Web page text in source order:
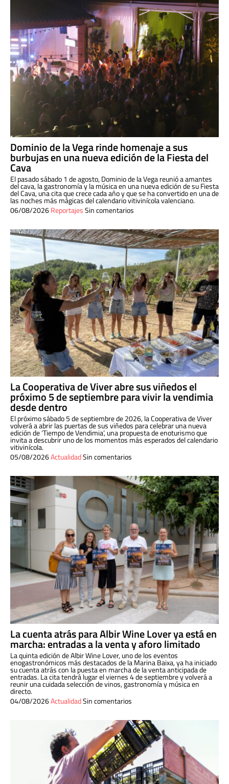
Dominio de la Vega rinde homenaje a sus
burbujas en una nueva edición de la Fiesta del
Cava
El pasado sábado 1 de agosto, Dominio de la Vega reunió a amantes
del cava, la gastronomía y la música en una nueva edición de su Fiesta
del Cava, una cita que crece cada año y que se ha convertido en una de
las noches más mágicas del calendario vitivinícola valenciano.
06/08/2026ReportajesSin comentarios
La Cooperativa de Viver abre sus viñedos el
próximo 5 de septiembre para vivir la vendimia
desde dentro
El próximo sábado 5 de septiembre de 2026, la Cooperativa de Viver
volverá a abrir las puertas de sus viñedos para celebrar una nueva
edición de ‘Tiempo de Vendimia’, una propuesta de enoturismo que
invita a descubrir uno de los momentos más esperados del calendario
vitivinícola.
05/08/2026ActualidadSin comentarios
La cuenta atrás para Albir Wine Lover ya está en
marcha: entradas a la venta y aforo limitado
La quinta edición de Albir Wine Lover, uno de los eventos
enogastronómicos más destacados de la Marina Baixa, ya ha iniciado
su cuenta atrás con la puesta en marcha de la venta anticipada de
entradas. La cita tendrá lugar el viernes 4 de septiembre y volverá a
reunir una cuidada selección de vinos, gastronomía y música en
directo.
04/08/2026ActualidadSin comentarios